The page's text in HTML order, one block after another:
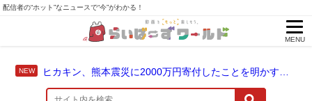
配信者の“ホット”なニュースで“今”がわかる！
MENU